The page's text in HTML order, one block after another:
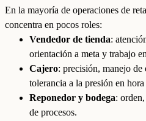
En la mayoría de operaciones de
concentra en pocos roles:
Vendedor de tienda:
orientación a meta y trabajo
Cajero: precisión, manejo
tolerancia a la presión en hora
Reponedor y bodega:
de procesos.